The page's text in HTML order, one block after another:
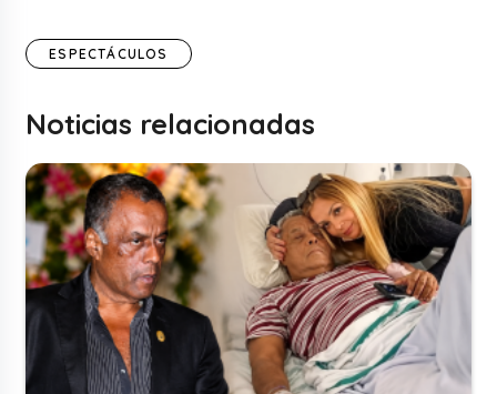
ESPECTÁCULOS
Noticias relacionadas